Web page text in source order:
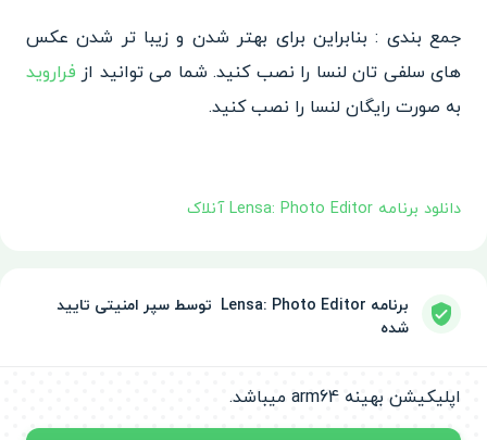
جمع بندی : بنابراین برای بهتر شدن و زیبا تر شدن عکس
های سلفی تان لنسا را نصب کنید. شما می توانید از فراروید
به صورت رایگان لنسا را نصب کنید.
دانلود برنامه Lensa: Photo Editor آنلاک
برنامه Lensa: Photo Editor ‏ توسط سپر امنیتی تایید
شده
اپلیکیشن بهینه arm64 میباشد.